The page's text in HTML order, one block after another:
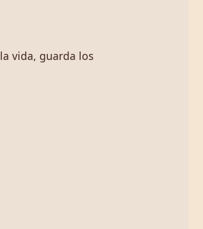
vida, guarda los